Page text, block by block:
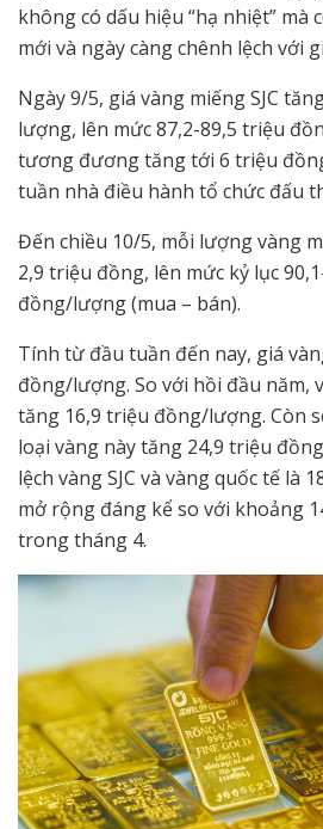
không có dấu hiệu “hạ nhiệt” mà
mới và ngày càng chênh lệch với
Ngày 9/5, giá vàng miếng SJC
lượng, lên mức 87,2-89,5 triệu
tương đương tăng tới 6 triệu
tuần nhà điều hành tổ chức đấu
Đến chiều 10/5, mỗi lượng vàng
2,9 triệu đồng, lên mức kỷ lục
đồng/lượng (mua – bán).
Tính từ đầu tuần đến nay, giá
đồng/lượng. So với hồi đầu năm,
tăng 16,9 triệu đồng/lượng. Còn
loại vàng này tăng 24,9 triệu
lệch vàng SJC và vàng quốc tế là
mở rộng đáng kể so với khoảng
trong tháng 4.